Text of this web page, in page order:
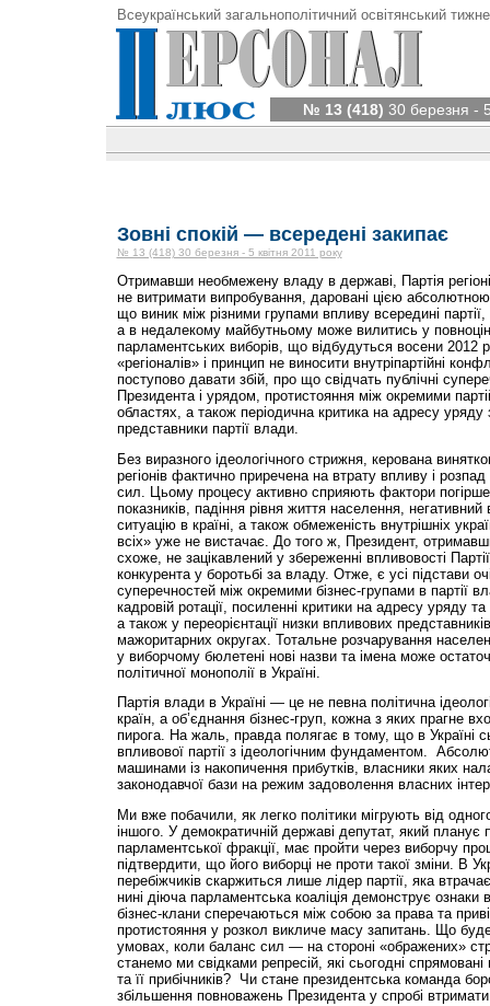
Всеукраїнський загальнополітичний освітянський
№ 13 (418) 30 березня -
Зовні спокій — всередені закипає
№ 13 (418) 30 березня - 5 квітня 2011 року
Отримавши необмежену владу в державі, Партія
не витримати випробування, даровані цією
що виник між різними групами впливу всередині
а в недалекому майбутньому може вилитись у
парламентських виборів, що відбудуться восени 2012
«регіоналів» і принцип не виносити внутріпартійні
поступово давати збій, про що свідчать публічні
Президента і урядом, протистояння між окремими
областях, а також періодична критика на адресу
представники партії влади.
Без виразного ідеологічного стрижня, керована
регіонів фактично приречена на втрату впливу і
сил. Цьому процесу активно сприяють фактори
показників, падіння рівня життя населення, негативний
ситуацію в країні, а також обмеженість внутрішніх
всіх» уже не вистачає. До того ж, Президент,
схоже, не зацікавлений у збереженні впливовості Партії
конкурента у боротьбі за владу. Отже, є усі підстави
суперечностей між окремими бізнес-групами в партії
кадровій ротації, посиленні критики на адресу уряду
а також у переорієнтації низки впливових
мажоритарних округах. Тотальне розчарування
у виборчому бюлетені нові назви та імена може
політичної монополії в Україні.
Партія влади в Україні — це не певна політична
країн, а об’єднання бізнес-груп, кожна з яких прагне
пирога. На жаль, правда полягає в тому, що в Україні
впливової партії з ідеологічним фундаментом.
машинами із накопичення прибутків, власники яких
законодавчої бази на режим задоволення власних
Ми вже побачили, як легко політики мігрують від
іншого. У демократичній державі депутат, який планує
парламентської фракції, має пройти через виборчу
підтвердити, що його виборці не проти такої зміни. В
перебіжчиків скаржиться лише лідер партії, яка
нині діюча парламентська коаліція демонструє ознаки
бізнес-клани сперечаються між собою за права та
протистояння у розкол викличе масу запитань. Що
умовах, коли баланс сил — на стороні «ображених»
станемо ми свідками репресій, які сьогодні
та її прибічників? Чи стане президентська команда
збільшення повноважень Президента у спробі